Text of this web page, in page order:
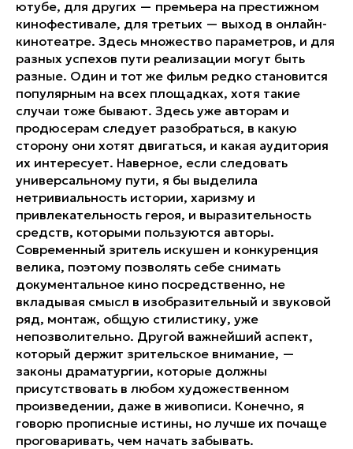
ютубе, для других — премьера на престижном
кинофестивале, для третьих — выход в онлайн-
кинотеатре. Здесь множество параметров, и для
разных успехов пути реализации могут быть
разные. Один и тот же фильм редко становится
популярным на всех площадках, хотя такие
случаи тоже бывают. Здесь уже авторам и
продюсерам следует разобраться, в какую
сторону они хотят двигаться, и какая аудитория
их интересует. Наверное, если следовать
универсальному пути, я бы выделила
нетривиальность истории, харизму и
привлекательность героя, и выразительность
средств, которыми пользуются авторы.
Современный зритель искушен и конкуренция
велика, поэтому позволять себе снимать
документальное кино посредственно, не
вкладывая смысл в изобразительный и звуковой
ряд, монтаж, общую стилистику, уже
непозволительно. Другой важнейший аспект,
который держит зрительское внимание, —
законы драматургии, которые должны
присутствовать в любом художественном
произведении, даже в живописи. Конечно, я
говорю прописные истины, но лучше их почаще
проговаривать, чем начать забывать.